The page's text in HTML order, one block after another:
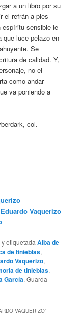
a un libro por su
el refrán a pies
espíritu sensible le
que luce pelazo en
Se
de calidad. Y,
no el
como andar
va poniendo a
col.
Vaquerizo
y etiquetadaAlba de
de tinieblas,
Vaquerizo,
de tinieblas,
García. Guarda
VAQUERIZO”